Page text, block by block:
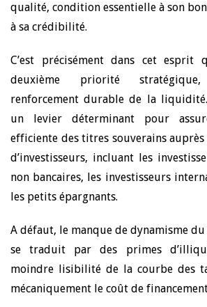
qualité, condition essentielle à son
à sa crédibilité.
C’est précisément dans cet esprit
deuxième priorité
renforcement durable de la
un levier déterminant pour
efficiente des titres souverains auprès
d’investisseurs, incluant les
non bancaires, les investisseurs
les petits épargnants.
A défaut, le manque de dynamisme
se traduit par des primes
moindre lisibilité de la courbe des
mécaniquement le coût de